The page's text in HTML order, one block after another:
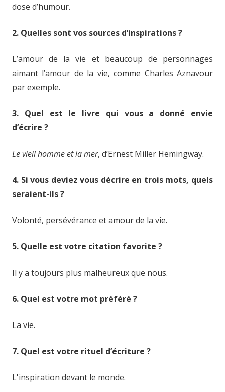
dose d’humour.
2. Quelles sont vos sources d’inspirations ?
L’amour de la vie et beaucoup de personnages
aimant l’amour de la vie, comme Charles Aznavour
par exemple.
3. Quel est le livre qui vous a donné envie
d’écrire ?
Le vieil homme et la mer, d’Ernest Miller Hemingway.
4. Si vous deviez vous décrire en trois mots, quels
seraient-ils ?
Volonté, persévérance et amour de la vie.
5. Quelle est votre citation favorite ?
Il y a toujours plus malheureux que nous.
6. Quel est votre mot préféré ?
La vie.
7. Quel est votre rituel d’écriture ?
L'inspiration devant le monde.